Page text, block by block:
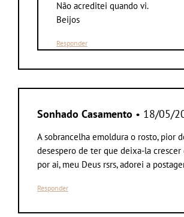
Não acreditei quando vi.
Beijos
Responder
Sonhado Casamento • 18/05/
A sobrancelha emoldura o rosto, pior
desespero de ter que deixa-la
por ai, meu Deus rsrs, adorei a
Responder